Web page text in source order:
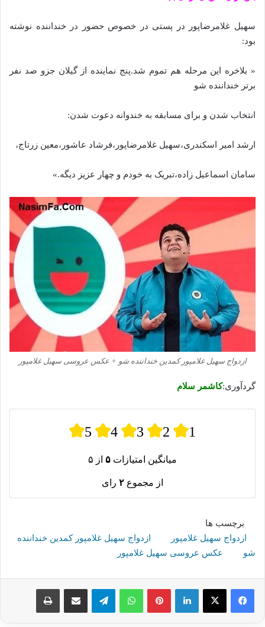
سهیل غلامرضاپور در پستی در خصوص حضور در خنداننده نوشته
بود:
« بلاخره این مرحله هم تموم شد.پنج نماینده از گیلان جزو صد نفر
برتر خنداننده شو
انتخاب شدن و برای مسابقه به خندوانه دعوت شدن:
ارشد امیر اسکندری،سهیل غلامرضاپور،فرشاد عاشور،معین زرتاج،
سامان اسماعیل زاده،تبریک به خودم و چهار عزیز دیگه.»
ازدواج سهیل غلامپور کمدین خنداننده شو + عکس عروسی سهیل غلامپور
گردآوری:کاشمر سلام
5 4 3 2 1
میانگین امتیازات ۵ از ۵
از مجموع ۲ رای
برچسب ها
ازدواج سهیل غلامپور
ازدواج سهیل غلامپور کمدین خنداننده
شو
عکس عروسی سهیل غلامپور
لینکدین پینترستواتس آپ تلگرام اشتراک گذاری از طریق ایمیل چاپ